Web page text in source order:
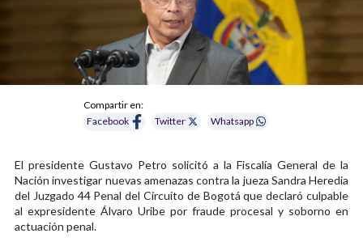
Compartir en:
Facebook
Twitter Whatsapp
El presidente Gustavo Petro solicitó a la Fiscalía General de la
Nación investigar nuevas amenazas contra la jueza Sandra Heredia
del Juzgado 44 Penal del Circuito de Bogotá que declaró culpable
al expresidente Álvaro Uribe por fraude procesal y soborno en
actuación penal.